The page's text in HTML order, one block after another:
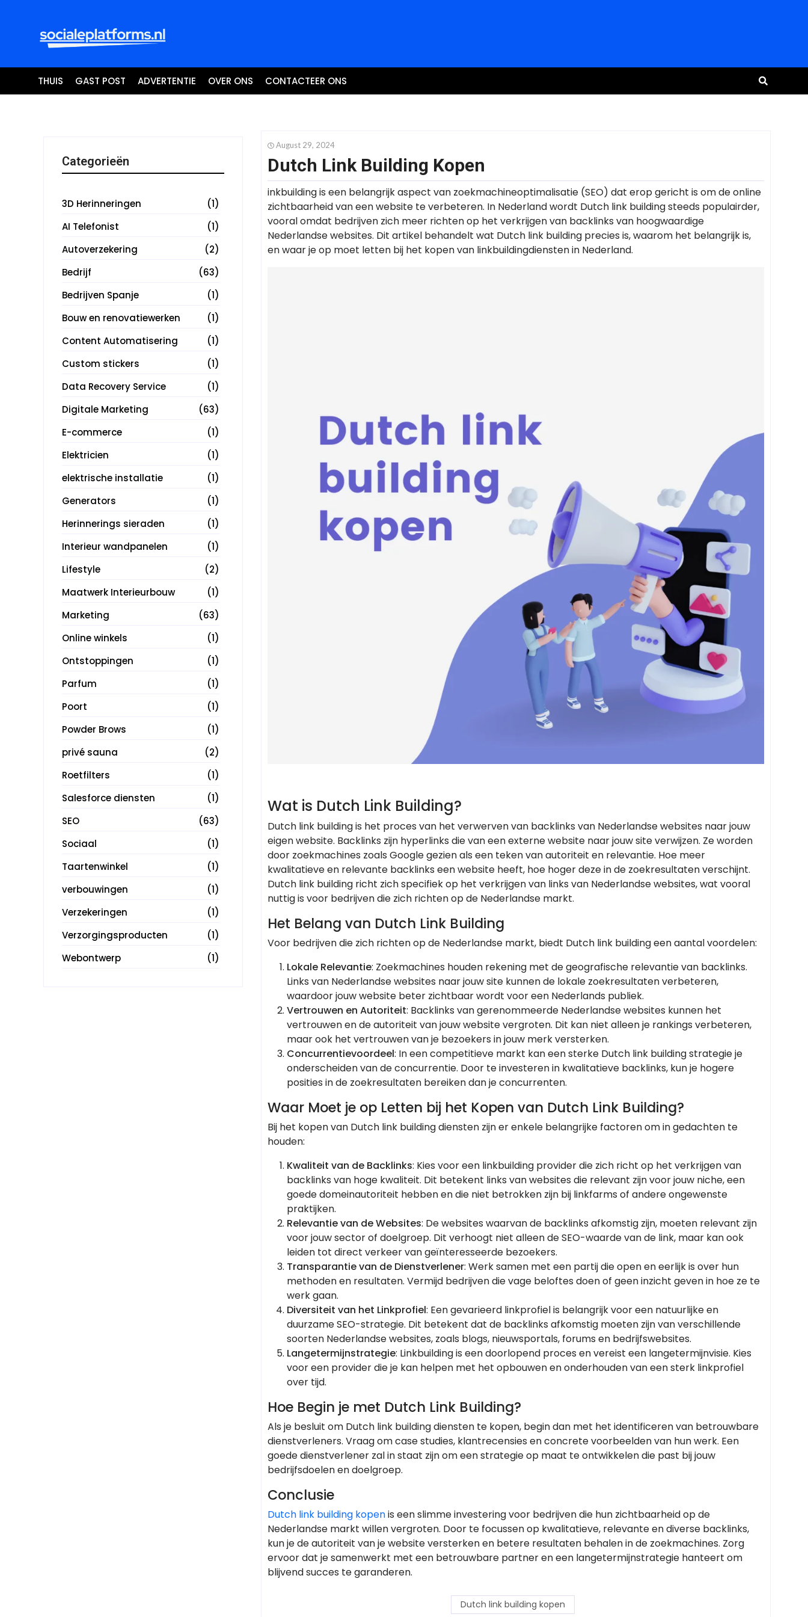
THUIS GAST POST ADVERTENTIE OVER ONS CONTACTEER ONS
Categorieën
3D Herinneringen
(1)
AI Telefonist
(1)
Autoverzekering
(2)
Bedrijf
(63)
Bedrijven Spanje
(1)
Bouw en renovatiewerken
(1)
Content Automatisering
(1)
Custom stickers
(1)
Data Recovery Service
(1)
Digitale Marketing
(63)
E-commerce
(1)
Elektricien
(1)
elektrische installatie
(1)
Generators
(1)
Herinnerings sieraden
(1)
Interieur wandpanelen
(1)
Lifestyle
(2)
Maatwerk Interieurbouw
(1)
Marketing
(63)
Online winkels
(1)
Ontstoppingen
(1)
Parfum
(1)
Poort
(1)
Powder Brows
(1)
privé sauna
(2)
Roetfilters
(1)
Salesforce diensten
(1)
SEO
(63)
Sociaal
(1)
Taartenwinkel
(1)
verbouwingen
(1)
Verzekeringen
(1)
Verzorgingsproducten
(1)
Webontwerp
(1)
August 29, 2024
Dutch Link Building Kopen
inkbuilding is een belangrijk aspect van zoekmachineoptimalisatie (SEO) dat erop gericht is om de online
zichtbaarheid van een website te verbeteren. In Nederland wordt Dutch link building steeds populairder,
vooral omdat bedrijven zich meer richten op het verkrijgen van backlinks van hoogwaardige
Nederlandse websites. Dit artikel behandelt wat Dutch link building precies is, waarom het belangrijk is,
en waar je op moet letten bij het kopen van linkbuildingdiensten in Nederland.
Wat is Dutch Link Building?
Dutch link building is het proces van het verwerven van backlinks van Nederlandse websites naar jouw
eigen website. Backlinks zijn hyperlinks die van een externe website naar jouw site verwijzen. Ze worden
door zoekmachines zoals Google gezien als een teken van autoriteit en relevantie. Hoe meer
kwalitatieve en relevante backlinks een website heeft, hoe hoger deze in de zoekresultaten verschijnt.
Dutch link building richt zich specifiek op het verkrijgen van links van Nederlandse websites, wat vooral
nuttig is voor bedrijven die zich richten op de Nederlandse markt.
Het Belang van Dutch Link Building
Voor bedrijven die zich richten op de Nederlandse markt, biedt Dutch link building een aantal voordelen:
Lokale Relevantie: Zoekmachines houden rekening met de geografische relevantie van backlinks.
Links van Nederlandse websites naar jouw site kunnen de lokale zoekresultaten verbeteren,
waardoor jouw website beter zichtbaar wordt voor een Nederlands publiek.
Vertrouwen en Autoriteit: Backlinks van gerenommeerde Nederlandse websites kunnen het
vertrouwen en de autoriteit van jouw website vergroten. Dit kan niet alleen je rankings verbeteren,
maar ook het vertrouwen van je bezoekers in jouw merk versterken.
Concurrentievoordeel: In een competitieve markt kan een sterke Dutch link building strategie je
onderscheiden van de concurrentie. Door te investeren in kwalitatieve backlinks, kun je hogere
posities in de zoekresultaten bereiken dan je concurrenten.
Waar Moet je op Letten bij het Kopen van Dutch Link Building?
Bij het kopen van Dutch link building diensten zijn er enkele belangrijke factoren om in gedachten te
houden:
Kwaliteit van de Backlinks: Kies voor een linkbuilding provider die zich richt op het verkrijgen van
backlinks van hoge kwaliteit. Dit betekent links van websites die relevant zijn voor jouw niche, een
goede domeinautoriteit hebben en die niet betrokken zijn bij linkfarms of andere ongewenste
praktijken.
Relevantie van de Websites: De websites waarvan de backlinks afkomstig zijn, moeten relevant zijn
voor jouw sector of doelgroep. Dit verhoogt niet alleen de SEO-waarde van de link, maar kan ook
leiden tot direct verkeer van geïnteresseerde bezoekers.
Transparantie van de Dienstverlener: Werk samen met een partij die open en eerlijk is over hun
methoden en resultaten. Vermijd bedrijven die vage beloftes doen of geen inzicht geven in hoe ze te
werk gaan.
Diversiteit van het Linkprofiel: Een gevarieerd linkprofiel is belangrijk voor een natuurlijke en
duurzame SEO-strategie. Dit betekent dat de backlinks afkomstig moeten zijn van verschillende
soorten Nederlandse websites, zoals blogs, nieuwsportals, forums en bedrijfswebsites.
Langetermijnstrategie: Linkbuilding is een doorlopend proces en vereist een langetermijnvisie. Kies
voor een provider die je kan helpen met het opbouwen en onderhouden van een sterk linkprofiel
over tijd.
Hoe Begin je met Dutch Link Building?
Als je besluit om Dutch link building diensten te kopen, begin dan met het identificeren van betrouwbare
dienstverleners. Vraag om case studies, klantrecensies en concrete voorbeelden van hun werk. Een
goede dienstverlener zal in staat zijn om een strategie op maat te ontwikkelen die past bij jouw
bedrijfsdoelen en doelgroep.
Conclusie
Dutch link building kopenis een slimme investering voor bedrijven die hun zichtbaarheid op de
Nederlandse markt willen vergroten. Door te focussen op kwalitatieve, relevante en diverse backlinks,
kun je de autoriteit van je website versterken en betere resultaten behalen in de zoekmachines. Zorg
ervoor dat je samenwerkt met een betrouwbare partner en een langetermijnstrategie hanteert om
blijvend succes te garanderen.
Dutch link building kopen